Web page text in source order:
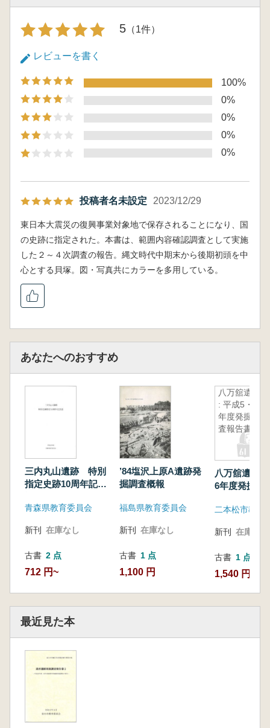
5 （1件）
レビューを書く
100%
0%
0%
0%
0%
投稿者名未設定 2023/12/29
東日本大震災の復興事業対象地で保存されることになり、国
の史跡に指定された。本書は、範囲内容確認調査として実施
した２～４次調査の報告。縄文時代中期末から後期初頭を中
心とする貝塚。図・写真共にカラーを多用している。
あなたへのおすすめ
三内丸山遺跡 特別
指定史跡10周年記念
青森県教育委員会
新刊 在庫なし
古書 2 点
712 円~
’84塩沢上原A遺跡発
掘調査概報
福島県教育委員会
新刊 在庫なし
古書 1 点
1,100 円
八万舘遺跡
: 平成5・6
年度発掘調
査報告書
八万舘遺跡 :
6年度発掘調
二本松市教育
新刊 在庫なし
古書 1 点
1,540 円
最近見た本